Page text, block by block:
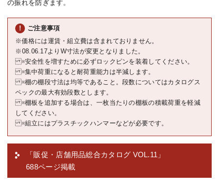
の振れを防ぎます。
ご注意事項
※価格には運賃・組立費は含まれておりません。
※08.06.17よりW寸法が変更となりました。
※安全性を増すために必ずロックピンを装着してください。
※集中荷重になると耐荷重能力は半減します。
※棚の棚段寸法は均等であること。段数についてはカタログス
ペックの最大有効段数とします。
※棚板を追加する場合は、一枚当たりの棚板の積載荷重を軽減
してください。
※組立にはプラスチックハンマーなどが必要です。
「販促・店舗用品総合カタログ VOL.11」
688ページ掲載